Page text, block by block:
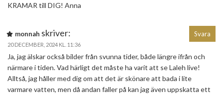
KRAMAR till DIG! Anna
monnah skriver:
20 DECEMBER, 2024 KL. 11:36
Ja, jag älskar också bilder från svunna tider, både längre ifrån och
närmare i tiden. Vad härligt det måste ha varit att se Laleh live!
Alltså, jag håller med dig om att det är skönare att bada i lite
varmare vatten, men då andan faller på kan jag även uppskatta ett
Svara